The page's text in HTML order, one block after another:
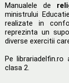
Manualele de
ministrului
realizate in
reprezinta un
diverse exercitii
Pe
clasa 2.